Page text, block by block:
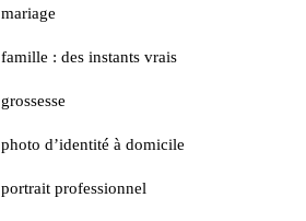
mariage
famille : des instants vrais
grossesse
photo d’identité à domicile
portrait professionnel